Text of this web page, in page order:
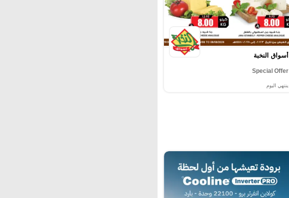
أسواق النخبة
Special Offer
ينتهي اليوم